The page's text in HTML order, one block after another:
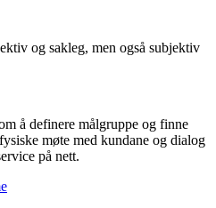
og sakleg, men også subjektiv
å definere målgruppe og finne
møte med kundane og dialog
på nett.